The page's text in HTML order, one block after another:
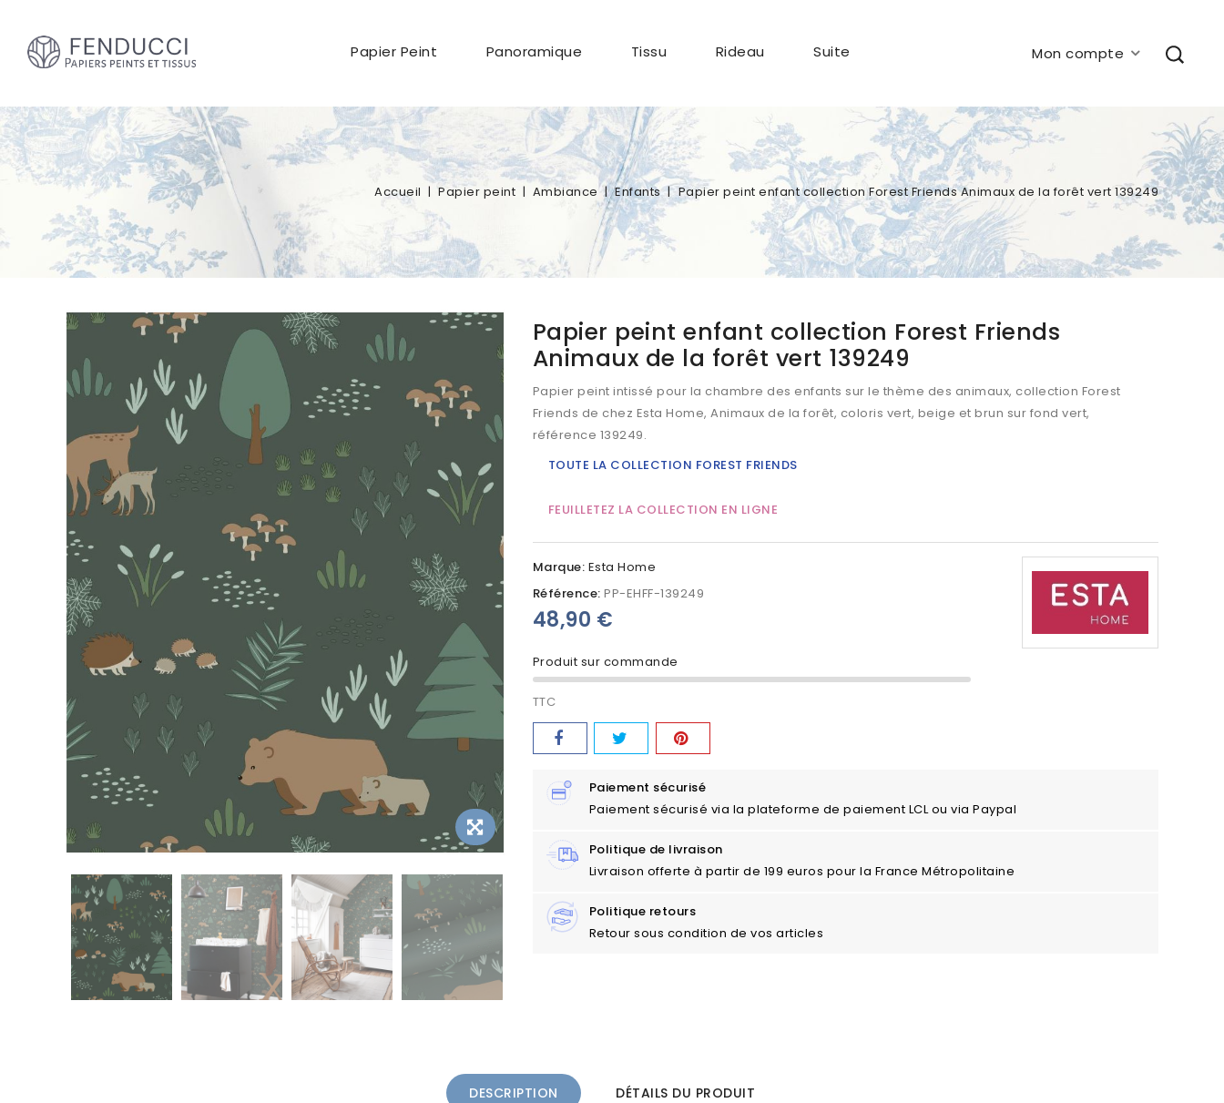
Mon compte
Papier Peint Panoramique Tissu Rideau Suite
Accueil Papier peint Ambiance Enfants Papier peint enfant collection Forest Friends Animaux de la forêt vert 139249
Papier peint enfant collection Forest Friends
Animaux de la forêt vert 139249
Papier peint intissé pour la chambre des enfants sur le thème des animaux, collection Forest
Friends de chez Esta Home, Animaux de la forêt, coloris vert, beige et brun sur fond vert,
référence 139249.
TOUTE LA COLLECTION FOREST FRIENDS
FEUILLETEZ LA COLLECTION EN LIGNE
Marque: Esta Home
Référence: PP-EHFF-139249
Produit sur commande
48,90 €
TTC
Paiement sécurisé
Paiement sécurisé via la plateforme de paiement LCL ou via Paypal
Politique de livraison
Livraison offerte à partir de 199 euros pour la France Métropolitaine
Politique retours
Retour sous condition de vos articles
DESCRIPTION DÉTAILS DU PRODUIT